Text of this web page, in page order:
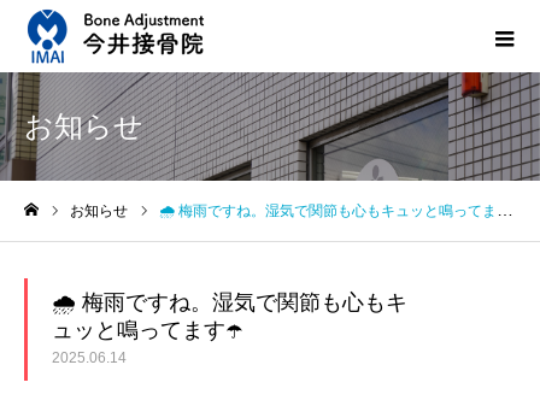
お知らせ
お知らせ 🌧️ 梅雨ですね。湿気で関節も心もキュッと鳴ってます☂️
🌧️ 梅雨ですね。湿気で関節も心もキ
ュッと鳴ってます☂️
2025.06.14